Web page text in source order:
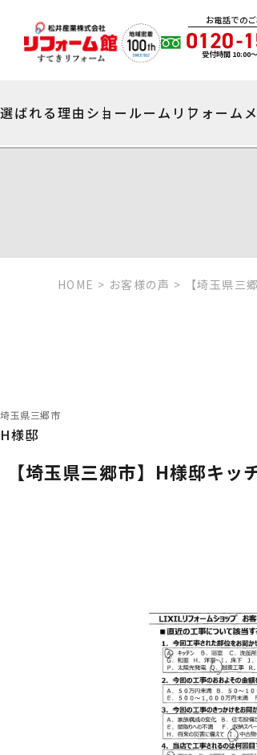
お電話での
受付時間 10:00
選ばれる理由 ショールーム リフォーム
HOME > お客様の声 > 【埼玉県
埼玉県三郷市
H様邸
【埼玉県三郷市】H様邸キ